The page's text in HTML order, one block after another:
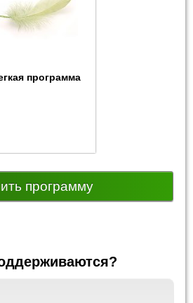
программа
программу